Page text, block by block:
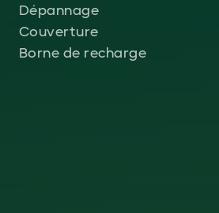
Dépannage
Couverture
Borne de recharge